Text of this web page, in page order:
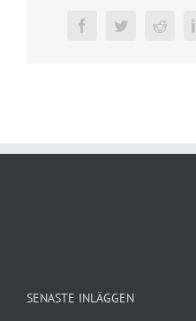
FacebookTwitterReddit
SENASTE INLÄGGEN